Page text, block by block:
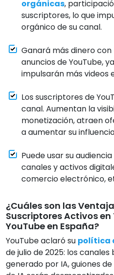
orgánicas,
suscriptores, lo que
orgánico de su canal.
Ganará más dinero con
anuncios de YouTube,
impulsarán más videos
Los suscriptores de
canal. Aumentan la
monetización, atraen
a aumentar su
Puede usar su
canales y activos
comercio electrónico,
¿Cuáles son las
Suscriptores Activos en
YouTube en España?
YouTube aclaró su política
de julio de 2025: los
generado por IA, guiones